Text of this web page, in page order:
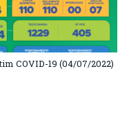
COVID-19 (04/07/2022)